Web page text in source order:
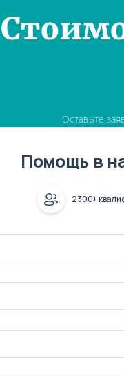
Оставьте
Помощь в
2300+